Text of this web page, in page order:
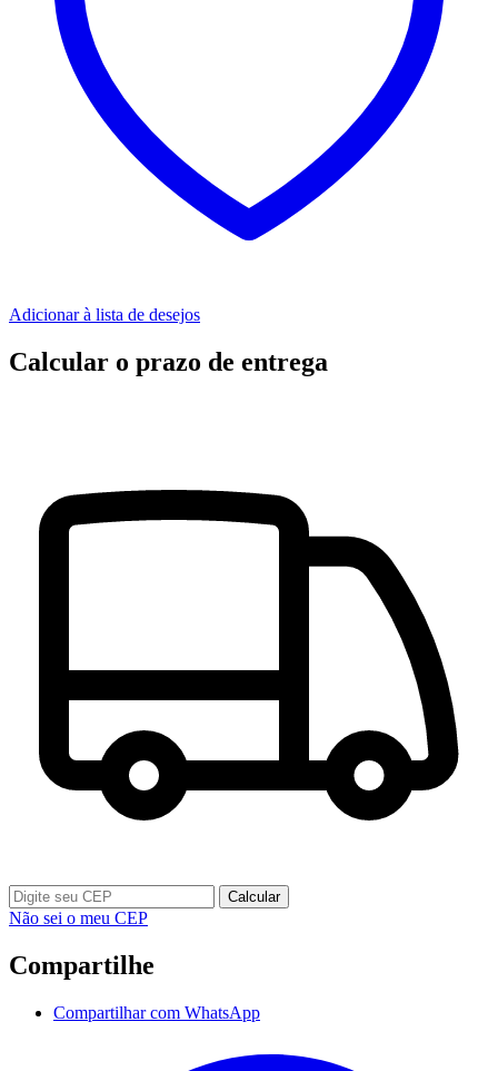
Adicionar à lista de desejos
Calcular o prazo de entrega
Calcular
Não sei o meu CEP
Compartilhe
Compartilhar com WhatsApp